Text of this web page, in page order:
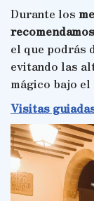
Durante los
el que podrás
evitando las
mágico bajo
Visitas